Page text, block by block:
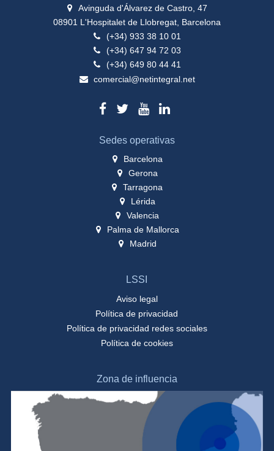
Avinguda d'Álvarez de Castro, 47
08901 L'Hospitalet de Llobregat, Barcelona
(+34) 933 38 10 01
(+34) 647 94 72 03
(+34) 649 80 44 41
comercial@netintegral.net
Sedes operativas
Barcelona
Gerona
Tarragona
Lérida
Valencia
Palma de Mallorca
Madrid
LSSI
Aviso legal
Política de privacidad
Política de privacidad redes sociales
Política de cookies
Zona de influencia